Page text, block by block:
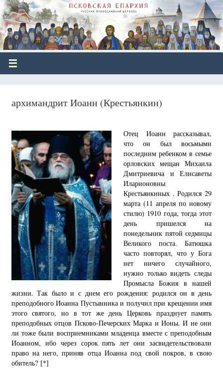
архимандрит Иоанн (Крестьянкин)
Отец Иоанн рассказывал,
что он был восьмыми
последним ребенком в семье
орловских мещан Михаила
Дмитриевича и Елисаветы
Иларионовны
Крестьянкиных . Родился 29
марта (11 апреля по новому
стилю) 1910 года, тогда этот
день пришелся на
понедельник пятой седмицы
Великого поста. Батюшка
часто повторял, что у Бога
нет ничего случайного,
нужно только видеть следы
Промысла Божия в нашей
жизни. Так было и с днем его рождения: родился он в день
преподобного Иоанна Пустынника и получил при крещении имя
этого святого, но в тот же день Церковь празднует память
преподобных отцов Псково-Печерских Марка и Ионы. И не они
ли тоже были восприемниками младенца вместе с преподобным
Иоанном, ибо через сорок пять лет они засвидетельствовали
право на него, приняв отца Иоанна под свой покров, в свою
обитель? [*]